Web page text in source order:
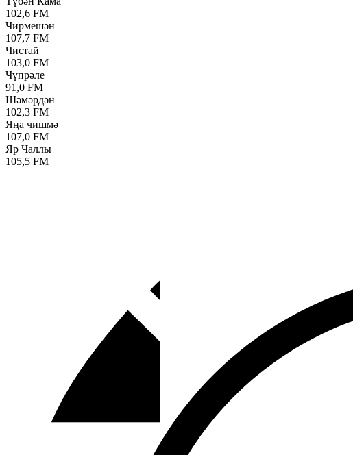
102,6 FM
Чирмешән
107,7 FM
Чистай
103,0 FM
Чүпрәле
91,0 FM
Шәмәрдән
102,3 FM
Яңа чишмә
107,0 FM
Яр Чаллы
105,5 FM